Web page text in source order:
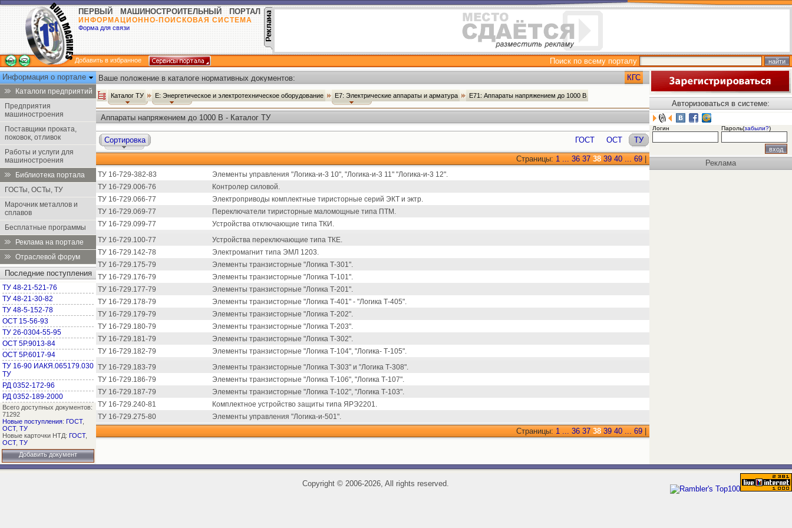
ПЕРВЫЙ МАШИНОСТРОИТЕЛЬНЫЙ ПОРТАЛ
ИНФОРМАЦИОННО-ПОИСКОВАЯ СИСТЕМА
Форма для связи
Добавить в избранное
Поиск по всему порталу
Информация о портале
Каталоги предприятий
Предприятия
машиностроения
Поставщики проката,
поковок, отливок
Работы и услуги для
машиностроения
Библиотека портала
ГОСТы, ОСТы, ТУ
Марочник металлов и
сплавов
Бесплатные программы
Реклама на портале
Отраслевой форум
Последние поступления
ТУ 48-21-521-76
ТУ 48-21-30-82
ТУ 48-5-152-78
ОСТ 15-56-93
ТУ 26-0304-55-95
ОСТ 5Р.9013-84
ОСТ 5Р.6017-94
ТУ 16-90 ИАКЯ.065179.030
ТУ
РД 0352-172-96
РД 0352-189-2000
Всего доступных документов:
71292
Новые поступления: ГОСТ,
ОСТ, ТУ
Новые карточки НТД: ГОСТ,
ОСТ, ТУ
Добавить документ
Ваше положение в каталоге нормативных документов: КГС
Каталог ТУ Е: Энергетическое и электротехническое оборудование Е7: Электрические аппараты и арматура Е71: Аппараты напряжением до 1000 В
Аппараты напряжением до 1000 В - Каталог ТУ
Сортировка ГОСТ ОСТ ТУ
Страницы: 1 ... 36 37 38 39 40 ... 69
ТУ 16-729-382-83
Элементы управления "Логика-и-3 10", "Логика-и-3 11" "Логика-и-3 12".
ТУ 16-729.006-76
Контролер силовой.
ТУ 16-729.066-77
Электроприводы комплектные тиристорные серий ЭКТ и эктр.
ТУ 16-729.069-77
Переключатели тиристорные маломощные типа ПТМ.
ТУ 16-729.099-77
Устройства отключающие типа ТКИ.
ТУ 16-729.100-77
Устройства переключающие типа ТКЕ.
ТУ 16-729.142-78
Электромагнит типа ЭМЛ 1203.
ТУ 16-729.175-79
Элементы транзисторные "Логика Т-301".
ТУ 16-729.176-79
Элементы транзисторные "Логика Т-101".
ТУ 16-729.177-79
Элементы транзисторные "Логика Т-201".
ТУ 16-729.178-79
Элементы транзисторные "Логика Т-401" - "Логика Т-405".
ТУ 16-729.179-79
Элементы транзисторные "Логика Т-202".
ТУ 16-729.180-79
Элементы транзисторные "Логика Т-203".
ТУ 16-729.181-79
Элементы транзисторные "Логика Т-302".
ТУ 16-729.182-79
Элементы транзисторные "Логика Т-104", "Логика- Т-105".
ТУ 16-729.183-79
Элементы транзисторные "Логика Т-303" и "Логика Т-308".
ТУ 16-729.186-79
Элементы транзисторные "Логика Т-106", "Логика Т-107".
ТУ 16-729.187-79
Элементы транзисторные "Логика Т-102", "Логика Т-103".
ТУ 16-729.240-81
Комплектное устройство защиты типа ЯРЭ2201.
ТУ 16-729.275-80
Элементы управления "Логика-и-501".
Страницы: 1 ... 36 37 38 39 40 ... 69
Авторизоваться в системе:
Логин Пароль(забыли?)
Реклама
Copyright ©2006-2026, All rights reserved.